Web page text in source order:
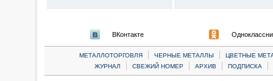
ВКонтакте
МЕТАЛЛОТОРГОВЛЯ | ЧЕРНЫЕ МЕТАЛЛЫ |
ЦВЕТНЫЕ
ЖУРНАЛ
| СВЕЖИЙ НОМЕР | АРХИВ | ПОДПИСКА |